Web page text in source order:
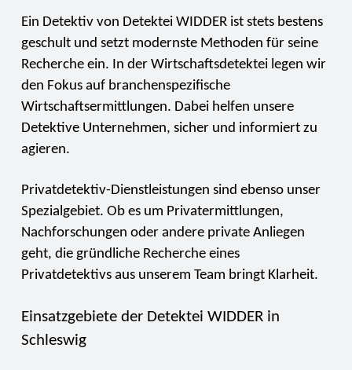
Ein Detektiv von Detektei WIDDER ist stets bestens
geschult und setzt modernste Methoden für seine
Recherche ein. In der Wirtschaftsdetektei legen wir
den Fokus auf branchenspezifische
Wirtschaftsermittlungen. Dabei helfen unsere
Detektive Unternehmen, sicher und informiert zu
agieren.
Privatdetektiv-Dienstleistungen sind ebenso unser
Spezialgebiet. Ob es um Privatermittlungen,
Nachforschungen oder andere private Anliegen
geht, die gründliche Recherche eines
Privatdetektivs aus unserem Team bringt Klarheit.
Einsatzgebiete der Detektei WIDDER in
Schleswig